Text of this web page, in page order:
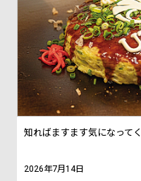
知ればますます気になって
2026年7月14日